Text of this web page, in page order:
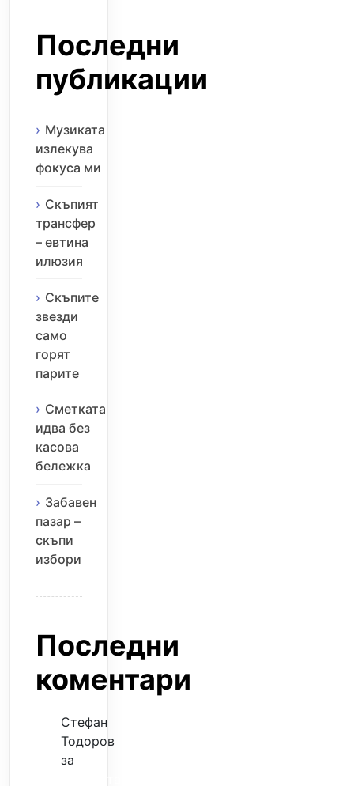
Последни
публикации
Музиката
излекува
фокуса ми
Скъпият
трансфер
– евтина
илюзия
Скъпите
звезди
само
горят
парите
Сметката
идва без
касова
бележка
Забавен
пазар –
скъпи
избори
Последни
коментари
Стефан
Тодоров
за